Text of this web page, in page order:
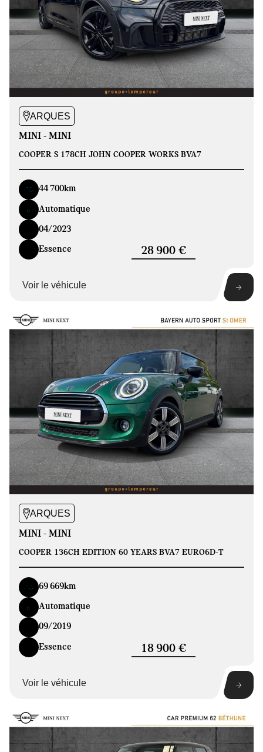
ARQUES
MINI - MINI
COOPER S 178CH JOHN COOPER WORKS BVA7
44 700km
Automatique
04/2023
Essence 28 900 €
Voir le véhicule
ARQUES
MINI - MINI
COOPER 136CH EDITION 60 YEARS BVA7 EURO6D-T
69 669km
Automatique
09/2019
Essence 18 900 €
Voir le véhicule